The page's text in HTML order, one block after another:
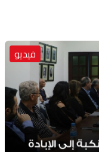
فيديو